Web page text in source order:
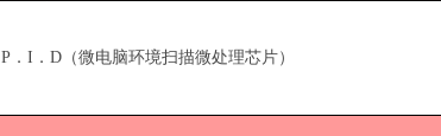
P．I．D（微电脑环境扫描微处理芯片）